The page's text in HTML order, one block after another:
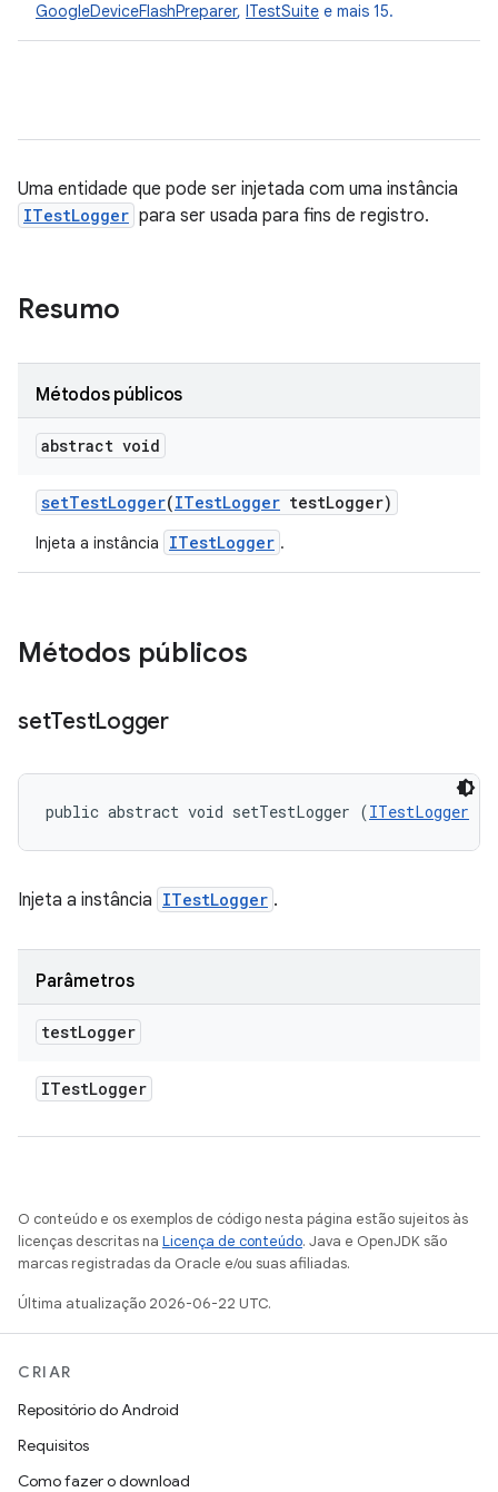
GoogleDeviceFlashPreparer, ITestSuite e mais 15.
Uma entidade que pode ser injetada com uma instância
ITestLogger para ser usada para fins de registro.
Resumo
Métodos públicos
abstract void
setTestLogger(ITestLogger testLogger)
Injeta a instância ITestLogger .
Métodos públicos
setTestLogger
public abstract void setTestLogger (ITestLogger
Injeta a instância ITestLogger .
Parâmetros
testLogger
ITestLogger
O conteúdo e os exemplos de código nesta página estão sujeitos às
licenças descritas na Licença de conteúdo. Java e OpenJDK são
marcas registradas da Oracle e/ou suas afiliadas.
Última atualização 2026-06-22 UTC.
CRIAR
Repositório do Android
Requisitos
Como fazer o download